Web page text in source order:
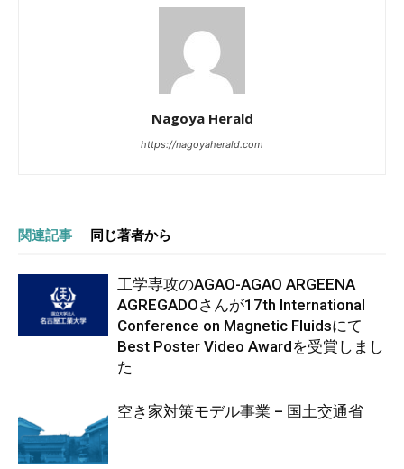
Nagoya Herald
https://nagoyaherald.com
関連記事 同じ著者から
工学専攻のAGAO-AGAO ARGEENA
AGREGADOさんが17th International
Conference on Magnetic Fluidsにて
Best Poster Video Awardを受賞しまし
た
空き家対策モデル事業 – 国土交通省